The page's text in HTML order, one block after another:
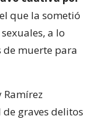
que la sometió
a lo
de muerte para
Ramírez
graves delitos